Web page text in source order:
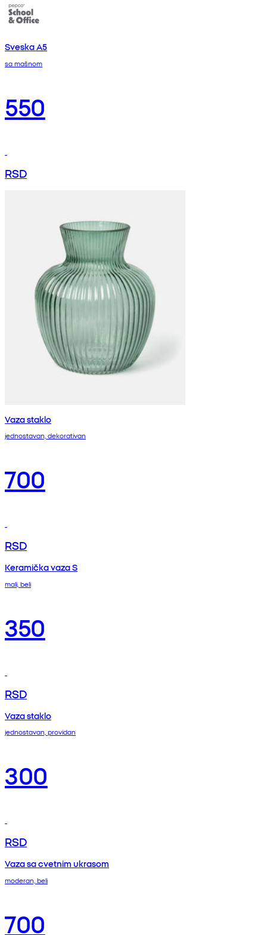
Sveska A5
sa mašnom
550
RSD
Vaza staklo
jednostavan, dekorativan
700
RSD
Keramička vaza S
mali, beli
350
RSD
Vaza staklo
jednostavan, providan
300
RSD
Vaza sa cvetnim ukrasom
moderan, beli
700